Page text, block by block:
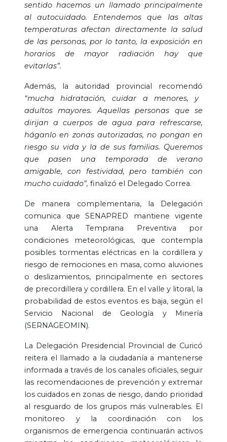
sentido hacemos un llamado principalmente
al autocuidado. Entendemos que las altas
temperaturas afectan directamente la salud
de las personas, por lo tanto, la exposición en
horarios de mayor radiación hay que
evitarlas”.
Además, la autoridad provincial recomendó
“mucha hidratación, cuidar a menores, y
adultos mayores. Aquellas personas que se
dirijan a cuerpos de agua para refrescarse,
háganlo en zonas autorizadas, no pongan en
riesgo su vida y la de sus familias. Queremos
que pasen una temporada de verano
amigable, con festividad, pero también con
mucho cuidado”, finalizó el Delegado Correa.
De manera complementaria, la Delegación
comunica que SENAPRED mantiene vigente
una Alerta Temprana Preventiva por
condiciones meteorológicas, que contempla
posibles tormentas eléctricas en la cordillera y
riesgo de remociones en masa, como aluviones
o deslizamientos, principalmente en sectores
de precordillera y cordillera. En el valle y litoral, la
probabilidad de estos eventos es baja, según el
Servicio Nacional de Geología y Minería
(SERNAGEOMIN).
La Delegación Presidencial Provincial de Curicó
reitera el llamado a la ciudadanía a mantenerse
informada a través de los canales oficiales, seguir
las recomendaciones de prevención y extremar
los cuidados en zonas de riesgo, dando prioridad
al resguardo de los grupos más vulnerables. El
monitoreo y la coordinación con los
organismos de emergencia continuarán activos